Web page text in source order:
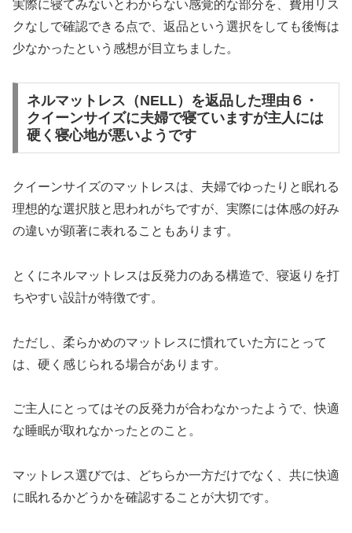
実際に寝てみないとわからない感覚的な部分を、費用リス
クなしで確認できる点で、返品という選択をしても後悔は
少なかったという感想が目立ちました。
ネルマットレス（NELL）を返品した理由６・
クイーンサイズに夫婦で寝ていますが主人には
硬く寝心地が悪いようです
クイーンサイズのマットレスは、夫婦でゆったりと眠れる
理想的な選択肢と思われがちですが、実際には体感の好み
の違いが顕著に表れることもあります。
とくにネルマットレスは反発力のある構造で、寝返りを打
ちやすい設計が特徴です。
ただし、柔らかめのマットレスに慣れていた方にとって
は、硬く感じられる場合があります。
ご主人にとってはその反発力が合わなかったようで、快適
な睡眠が取れなかったとのこと。
マットレス選びでは、どちらか一方だけでなく、共に快適
に眠れるかどうかを確認することが大切です。